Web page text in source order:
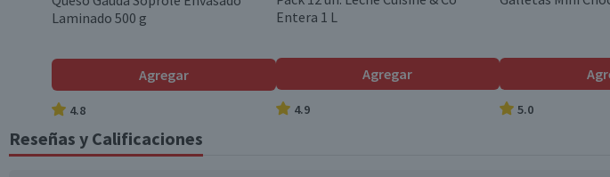
Contenido
Alimento balanceado para perros
mantener la energía y condición
Sabor
Laminado 500 g
Agregar
4.8
Entera 1 L
Agregar
4.9 5.0
Reseñas y Calificaciones